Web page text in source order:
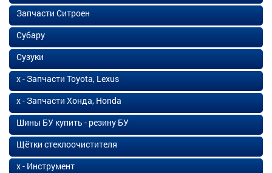
Запчасти Ситроен
Субару
Сузуки
х - Запчасти Toyota, Lexus
х - Запчасти Хонда, Honda
Шины БУ купить - резину БУ
Щётки стеклоочистителя
х - Инструмент